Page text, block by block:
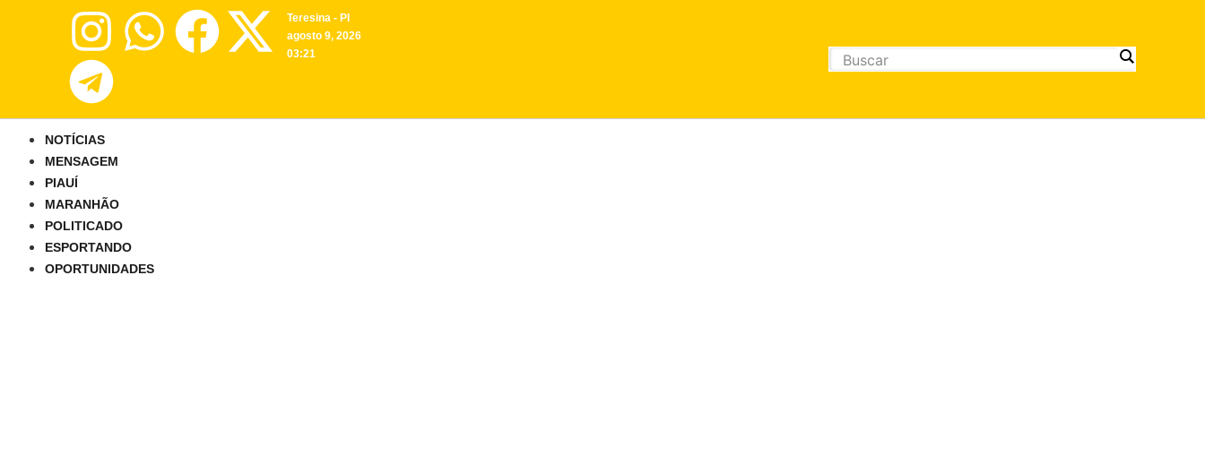
Teresina - PI
agosto 9, 2026
03:21
NOTÍCIAS
MENSAGEM
PIAUÍ
MARANHÃO
POLITICADO
ESPORTANDO
OPORTUNIDADES